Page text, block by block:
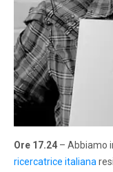
Ore 17.24 – Abbiamo
ricercatrice italiana